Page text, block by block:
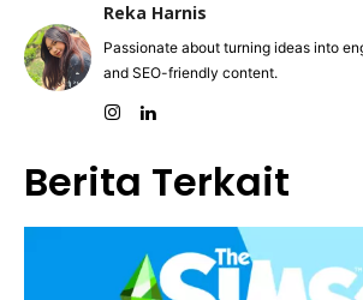
Reka Harnis
Passionate about turning ideas into
and SEO-friendly content.
Berita Terkait